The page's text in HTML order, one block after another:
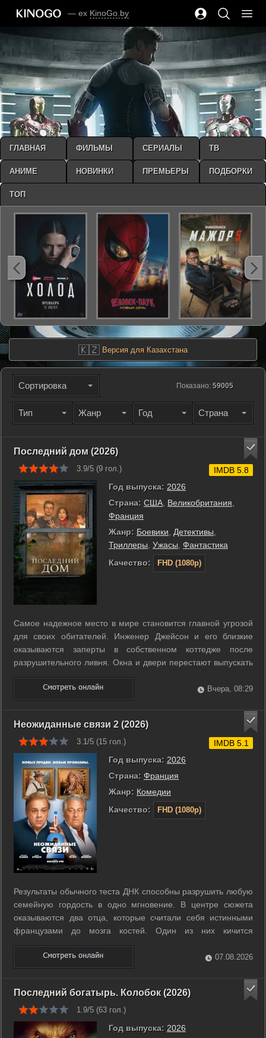
— ex KinoGo.by
🇰🇿 Версия для Казахстана
Сортировка Показано: 59005
Тип Жанр Год Страна
Последний дом (2026)
3.9/5 (9 гол.)
Год выпуска: 2026
Страна: США Великобритания
Франция
Жанр: Боевики Детективы
Триллеры Ужасы Фантастика
Качество:
FHD (1080p)
IMDB 5.8
Самое надежное место в мире становится главной угрозой
для своих обитателей. Инженер Джейсон и его близкие
оказываются заперты в собственном коттедже после
разрушительного ливня. Окна и двери перестают выпускать
их наружу, превращая привычные стены в непроницаемый
барьер. Семья теряет связь с миром, а попытки пробить
путь к спасению не приносят ...
Вчера, 08:29
Неожиданные связи 2 (2026)
3.1/5 (15 гол.)
Год выпуска: 2026
Страна: Франция
Жанр: Комедии
Качество:
FHD (1080p)
IMDB 5.1
Результаты обычного теста ДНК способны разрушить любую
семейную гордость в одно мгновение. В центре сюжета
оказываются два отца, которые считали себя истинными
французами до мозга костей. Один из них кичится
дворянскими корнями, а другой много лет работает
обычным автодилером. Накануне свадьбы своих детей они
получают отчеты о генетическом ...
07.08.2026
Последний богатырь. Колобок (2026)
1.9/5 (63 гол.)
Год выпуска: 2026
ГЛАВНАЯ ФИЛЬМЫ СЕРИАЛЫ ТВ
АНИМЕ НОВИНКИ ПРЕМЬЕРЫ ПОДБОРКИ
ТОП